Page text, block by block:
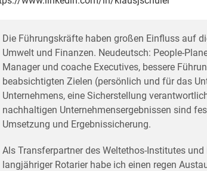
Die Führungskräfte haben großen Einfluss auf
Umwelt und Finanzen. Neudeutsch: People-
Manager und coache Executives, bessere
beabsichtigten Zielen (persönlich und für das
Unternehmens, eine Sicherstellung
nachhaltigen Unternehmensergebnissen sind
Umsetzung und Ergebnissicherung.
Als Transferpartner des Weltethos-Institutes
langjähriger Rotarier habe ich einen regen